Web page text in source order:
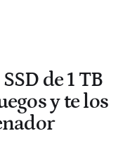
de 1 TB
y te los